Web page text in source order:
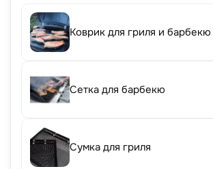
Коврик для гриля и барбекю
Сетка для барбекю
Сумка для гриля